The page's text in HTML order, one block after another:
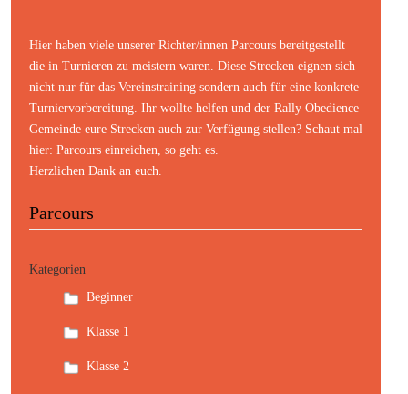
Hier haben viele unserer Richter/innen Parcours bereitgestellt
die in Turnieren zu meistern waren. Diese Strecken eignen sich
nicht nur für das Vereinstraining sondern auch für eine konkrete
Turniervorbereitung. Ihr wollte helfen und der Rally Obedience
Gemeinde eure Strecken auch zur Verfügung stellen? Schaut mal
hier: Parcours einreichen, so geht es.
Herzlichen Dank an euch.
Parcours
Kategorien
Beginner
Klasse 1
Klasse 2